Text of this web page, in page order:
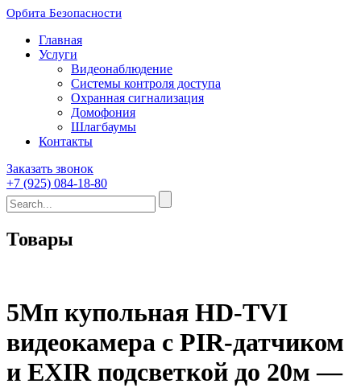
Орбита Безопасности
Главная
Услуги
Видеонаблюдение
Системы контроля доступа
Охранная сигнализация
Домофония
Шлагбаумы
Контакты
Заказать звонок
+7 (925) 084-18-80
Товары
5Мп купольная HD-TVI
видеокамера с PIR-датчиком
и EXIR подсветкой до 20м —